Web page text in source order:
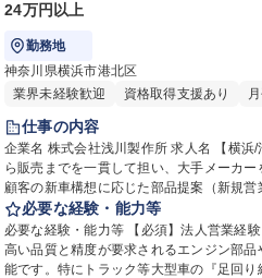
24万円以上
勤務地
神奈川県横浜市港北区
業界未経験歓迎
資格取得支援あり
仕事の内容
企業名 株式会社浅川製作所 求人名 【横浜/法人営業】月残業5h程度/国内TOPシェアを誇るTier1機械部品メーカー 仕事の内容 自動車・産業用機械の足回り締結部品の開発か
ら販売までを一貫して担い、大手メーカ
顧客の新車構想に応じた部品提案（新規
型設計部門との連携及びプロジェクト推
日野自動車 等 募集職種 【横浜/
必要な経験・能力等
必要な経験・能力等 【必須】法人営業経験 ※有形商材
高い品質と精度が要求されるエンジン部
能です。特にトラック等大型車の『足回